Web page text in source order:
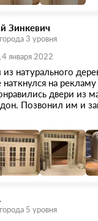
Зинкевич
3 уровня
января 2022
натурального
на рекламу
двери из
Позвонил им и
следующее утро
парень. В
к ним в магазин,
на руки и тут
там же прямо,
Привез в дом,
делать
они у меня
5 уровня